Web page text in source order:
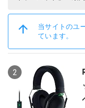
当サイトのユ
ています。
2